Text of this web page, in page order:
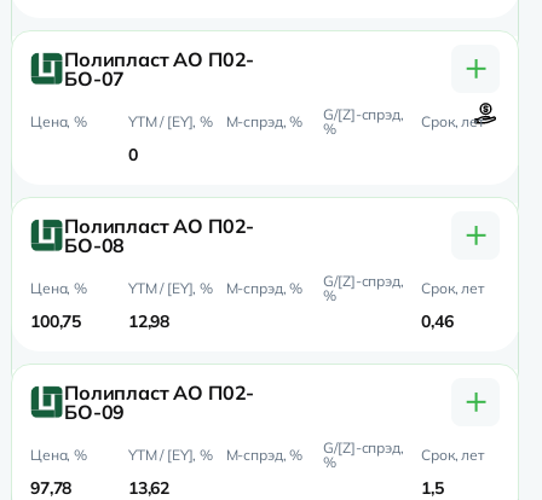
Полипласт АО П02-
БО-07
+
0
Полипласт АО П02-
БО-08
+
100,75 12,98 0,46
Полипласт АО П02-
БО-09
+
97,78 13,62 1,5